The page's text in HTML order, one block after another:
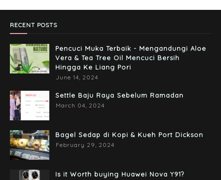
RECENT POSTS
Pencuci Muka Terbaik - Mengandungi Aloe
Vera & Tea Tree Oil Mencuci Bersih
Hingga Ke Liang Pori
June 14, 2024
Settle Baju Raya Sebelum Ramadan
March 04, 2024
Bagel Sedap di Kopi & Kueh Port Dickson
February 29, 2024
Is it Worth buying Huawei Nova Y91?